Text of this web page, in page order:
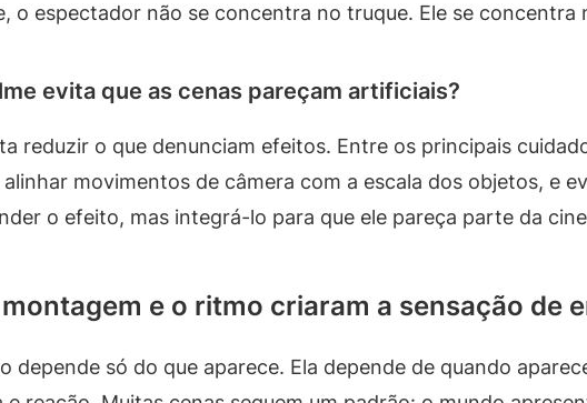
o espectador não se concentra no truque. Ele se concentra
evita que as cenas pareçam artificiais?
reduzir o que denunciam efeitos. Entre os principais
movimentos de câmera com a escala dos objetos, e
o efeito, mas integrá-lo para que ele pareça parte da
e o ritmo criaram a sensação de
depende só do que aparece. Ela depende de quando